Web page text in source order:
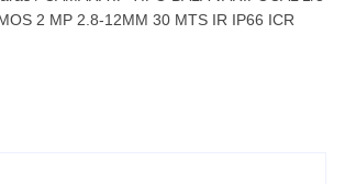
2 MP 2.8-12MM 30 MTS IR IP66 ICR